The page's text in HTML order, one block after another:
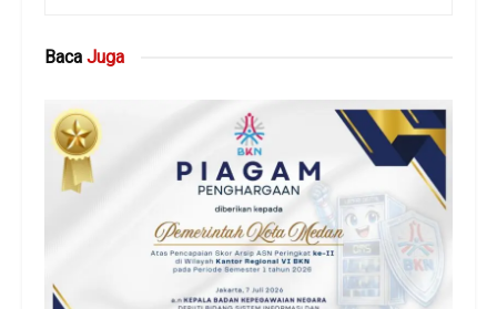
Baca Juga